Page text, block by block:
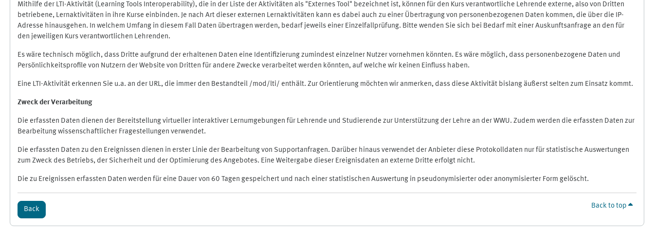
Mithilfe der LTI-Aktivität (Learning Tools Interoperability), die in der Liste der Aktivitäten als "Externes Tool" bezeichnet ist, können für den Kurs verantwortliche Lehrende externe, also von Dritten
betriebene, Lernaktivitäten in ihre Kurse einbinden. Je nach Art dieser externen Lernaktivitäten kann es dabei auch zu einer Übertragung von personenbezogenen Daten kommen, die über die IP-
Adresse hinausgehen. In welchem Umfang in diesem Fall Daten übertragen werden, bedarf jeweils einer Einzelfallprüfung. Bitte wenden Sie sich bei Bedarf mit einer Auskunftsanfrage an den für
den jeweiligen Kurs verantwortlichen Lehrenden.
Es wäre technisch möglich, dass Dritte aufgrund der erhaltenen Daten eine Identifizierung zumindest einzelner Nutzer vornehmen könnten. Es wäre möglich, dass personenbezogene Daten und
Persönlichkeitsprofile von Nutzern der Website von Dritten für andere Zwecke verarbeitet werden könnten, auf welche wir keinen Einfluss haben.
Eine LTI-Aktivität erkennen Sie u.a. an der URL, die immer den Bestandteil /mod/lti/ enthält. Zur Orientierung möchten wir anmerken, dass diese Aktivität bislang äußerst selten zum Einsatz kommt.
Zweck der Verarbeitung
Die erfassten Daten dienen der Bereitstellung virtueller interaktiver Lernumgebungen für Lehrende und Studierende zur Unterstützung der Lehre an der WWU. Zudem werden die erfassten Daten zur
Bearbeitung wissenschaftlicher Fragestellungen verwendet.
Die erfassten Daten zu den Ereignissen dienen in erster Linie der Bearbeitung von Supportanfragen. Darüber hinaus verwendet der Anbieter diese Protokolldaten nur für statistische Auswertungen
zum Zweck des Betriebs, der Sicherheit und der Optimierung des Angebotes. Eine Weitergabe dieser Ereignisdaten an externe Dritte erfolgt nicht.
Die zu Ereignissen erfassten Daten werden für eine Dauer von 60 Tagen gespeichert und nach einer statistischen Auswertung in pseudonymisierter oder anonymisierter Form gelöscht.
Back Back to top